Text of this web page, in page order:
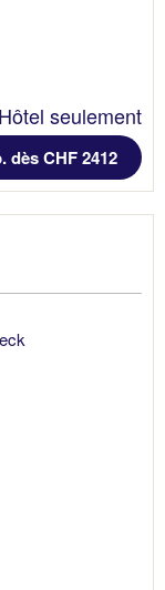
seulement
dès CHF 2412